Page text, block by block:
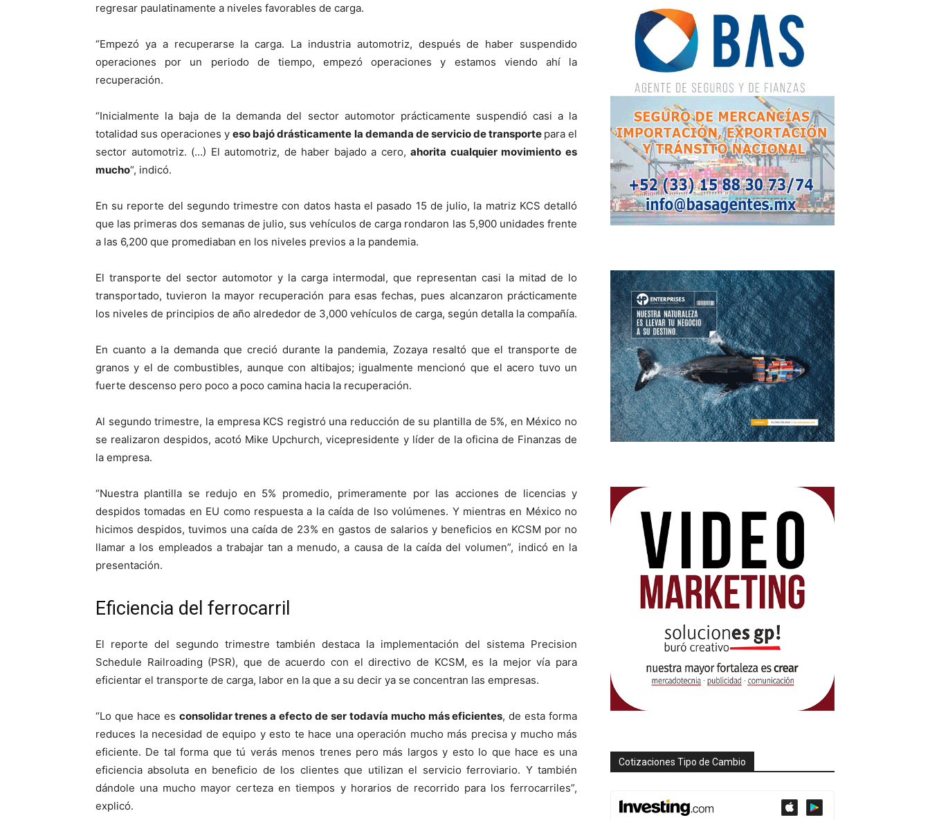
regresar paulatinamente a niveles favorables de carga.
“Empezó ya a recuperarse la carga. La industria automotriz, después de haber suspendido
operaciones por un periodo de tiempo, empezó operaciones y estamos viendo ahí la
recuperación.
“Inicialmente la baja de la demanda del sector automotor prácticamente suspendió casi a la
totalidad sus operaciones yeso bajó drásticamente la demanda de servicio de transporte para el
sector automotriz. (…) El automotriz, de haber bajado a cero,ahorita cualquier movimiento es
mucho“, indicó.
En su reporte del segundo trimestre con datos hasta el pasado 15 de julio, la matriz KCS detalló
que las primeras dos semanas de julio, sus vehículos de carga rondaron las 5,900 unidades frente
a las 6,200 que promediaban en los niveles previos a la pandemia.
El transporte del sector automotor y la carga intermodal, que representan casi la mitad de lo
transportado, tuvieron la mayor recuperación para esas fechas, pues alcanzaron prácticamente
los niveles de principios de año alrededor de 3,000 vehículos de carga, según detalla la compañía.
En cuanto a la demanda que creció durante la pandemia, Zozaya resaltó que el transporte de
granos y el de combustibles, aunque con altibajos; igualmente mencionó que el acero tuvo un
fuerte descenso pero poco a poco camina hacia la recuperación.
Al segundo trimestre, la empresa KCS registró una reducción de su plantilla de 5%, en México no
se realizaron despidos, acotó Mike Upchurch, vicepresidente y líder de la oficina de Finanzas de
la empresa.
“Nuestra plantilla se redujo en 5% promedio, primeramente por las acciones de licencias y
despidos tomadas en EU como respuesta a la caída de lso volúmenes. Y mientras en México no
hicimos despidos, tuvimos una caída de 23% en gastos de salarios y beneficios en KCSM por no
llamar a los empleados a trabajar tan a menudo, a causa de la caída del volumen”, indicó en la
presentación.
Eficiencia del ferrocarril
El reporte del segundo trimestre también destaca la implementación del sistema Precision
Schedule Railroading (PSR), que de acuerdo con el directivo de KCSM, es la mejor vía para
eficientar el transporte de carga, labor en la que a su decir ya se concentran las empresas.
“Lo que hace es consolidar trenes a efecto de ser todavía mucho más eficientes, de esta forma
reduces la necesidad de equipo y esto te hace una operación mucho más precisa y mucho más
eficiente. De tal forma que tú verás menos trenes pero más largos y esto lo que hace es una
eficiencia absoluta en beneficio de los clientes que utilizan el servicio ferroviario. Y también
dándole una mucho mayor certeza en tiempos y horarios de recorrido para los ferrocarriles”,
explicó.
Cotizaciones Tipo de Cambio